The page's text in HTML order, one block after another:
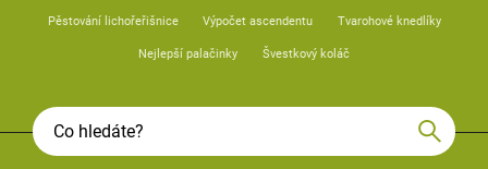
Pěstování lichořeřišnice Výpočet ascendentu Tvarohové knedlíky
Nejlepší palačinky Švestkový koláč